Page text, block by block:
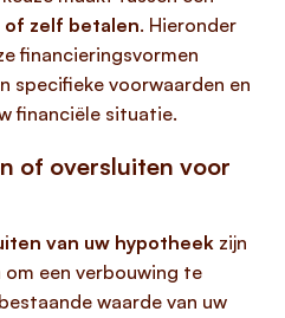
zelf betalen. Hieronder
financieringsvormen
specifieke voorwaarden en
financiële situatie.
of oversluiten voor
van uw hypotheek zijn
een verbouwing te
waarde van uw